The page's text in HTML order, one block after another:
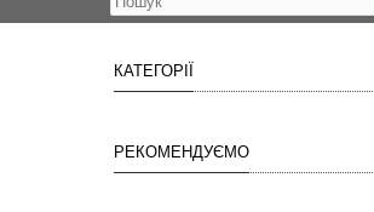
КАТЕГОРІЇ
РЕКОМЕНДУЄМО